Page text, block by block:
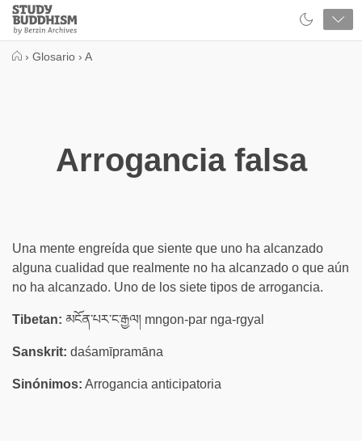
Close
Study
Buddhism
› Glosario › A
Arrogancia falsa
Una mente engreída que siente que uno ha alcanzado
alguna cualidad que realmente no ha alcanzado o que aún
no ha alcanzado. Uno de los siete tipos de arrogancia.
Tibetan: མངོན་པར་ང་རྒྱལ། mngon-par nga-rgyal
Sanskrit: daśamīpramāna
Sinónimos: Arrogancia anticipatoria